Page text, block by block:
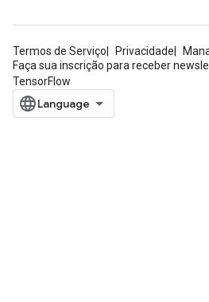
Termos de Serviço Privacidade
Faça sua inscrição para receber
TensorFlow